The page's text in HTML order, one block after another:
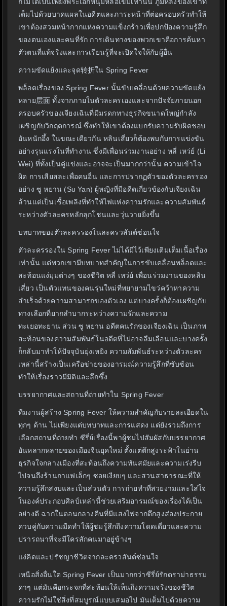
เต็มไปด้วยบาดแผลในอดีตและภาระหน้าที่ต่อครอบครัวทำให้
เขาต้องสวมหน้ากากแห่งความแข็งกร้าวเพื่อปกป้องความรู้สึก
ของตนเองและคนที่รัก การเดินทางของพวกเขาคือการค้นหา
ตัวตนที่แท้จริงและการเรียนรู้ที่จะเปิดใจให้กับผู้อื่น
ความขัดแย้งและจุด转折ใน Spring Fever
พล็อตเรื่องของ Spring Fever นั้นขับเคลื่อนด้วยความขัดแย้ง
หลาย层面 ทั้งจากภายในตัวละครเองและจากปัจจัยภายนอก
ครอบครัวของเจียงเฉินที่มีมรดกทางธุรกิจขนาดใหญ่กำลัง
เผชิญกับวิกฤตการณ์ ซึ่งทำให้เขาต้องแบกรับความรับผิดชอบ
อันหนักอึ้ง ในขณะเดียวกัน หลินเสี่ยวก็ต้องพบกับการแข่งขัน
อย่างรุนแรงในที่ทำงาน ซึ่งมีเพื่อนร่วมงานอย่าง หลี่ เหว่ย์ (Li
Wei) ที่ทั้งเป็นคู่แข่งและอาจจะเป็นมากกว่านั้น ความเข้าใจ
ผิด การเสียสละเพื่อคนอื่น และการปรากฏตัวของตัวละครรอง
อย่าง ซู หยาน (Su Yan) ผู้หญิงที่มีอดีตเกี่ยวข้องกับเจียงเฉิน
ล้วนแต่เป็นเชื้อเพลิงที่ทำให้ไฟแห่งความรักและความสัมพันธ์
ระหว่างตัวละครหลักลุกโชนและวุ่นวายยิ่งขึ้น
บทบาทของตัวละครรองในละครวสันต์ซ่อนใจ
ตัวละครรองใน Spring Fever ไม่ได้มีไว้เพียงเติมเต็มเนื้อเรื่อง
เท่านั้น แต่พวกเขามีบทบาทสำคัญในการขับเคลื่อนพล็อตและ
สะท้อนแง่มุมต่างๆ ของชีวิต หลี่ เหว่ย์ เพื่อนร่วมงานของหลิน
เสี่ยว เป็นตัวแทนของคนรุ่นใหม่ที่พยายามไขว่คว้าหาความ
สำเร็จด้วยความสามารถของตัวเอง แต่บางครั้งก็ต้องเผชิญกับ
ทางเลือกที่ยากลำบากระหว่างความรักและความ
ทะเยอทะยาน ส่วน ซู หยาน อดีตคนรักของเจียงเฉิน เป็นภาพ
สะท้อนของความสัมพันธ์ในอดีตที่ไม่อาจลืมเลือนและบางครั้ง
ก็กลับมาทำให้ปัจจุบันยุ่งเหยิง ความสัมพันธ์ระหว่างตัวละคร
เหล่านี้สร้างเป็นเครือข่ายของอารมณ์ความรู้สึกที่ซับซ้อน
ทำให้เรื่องราวมีมิติและลึกซึ้ง
บรรยากาศและสถานที่ถ่ายทำใน Spring Fever
ทีมงานผู้สร้าง Spring Fever ให้ความสำคัญกับรายละเอียดใน
ทุกๆ ด้าน ไม่เพียงแต่บทบาทและการแสดง แต่ยังรวมถึงการ
เลือกสถานที่ถ่ายทำ ซีรี่ย์เรื่องนี้พาผู้ชมไปสัมผัสกับบรรยากาศ
อันหลากหลายของเมืองจีนยุคใหม่ ตั้งแต่ตึกสูงระฟ้าในย่าน
ธุรกิจใจกลางเมืองที่สะท้อนถึงความทันสมัยและความเร่งรีบ
ไปจนถึงร้านกาแฟเล็กๆ ซอยเงียบๆ และสวนสาธารณะที่ให้
ความรู้สึกสงบและเป็นส่วนตัว การถ่ายทำที่สวยงามและใส่ใจ
ในองค์ประกอบศิลป์เหล่านี้ช่วยเสริมอารมณ์ของเรื่องได้เป็น
อย่างดี ฉากในตอนกลางคืนที่มีแสงไฟจากตึกสูงส่องประกาย
ควบคู่กับความมืดทำให้ผู้ชมรู้สึกถึงความโดดเดี่ยวและความ
ปรารถนาที่จะมีใครสักคนมาอยู่ข้างๆ
แง่คิดและปรัชญาชีวิตจากละครวสันต์ซ่อนใจ
เหนือสิ่งอื่นใด Spring Fever เป็นมากกว่าซีรี่ย์รักดราม่าธรรม
ดาๆ แต่มันคือกระจกที่สะท้อนให้เห็นถึงความจริงของชีวิต
ความรักไม่ใช่สิ่งที่สมบูรณ์แบบเสมอไป มันเต็มไปด้วยความ